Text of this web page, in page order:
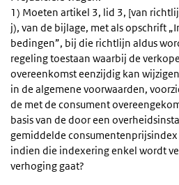
1) Moeten artikel 3, lid 3, [van
j), van de bijlage, met als opschrift
bedingen”, bij die richtlijn aldus
regeling toestaan waarbij de
overeenkomst eenzijdig kan
in de algemene voorwaarden,
de met de consument
basis van de door een
gemiddelde
indien die indexering enkel wordt
verhoging gaat?